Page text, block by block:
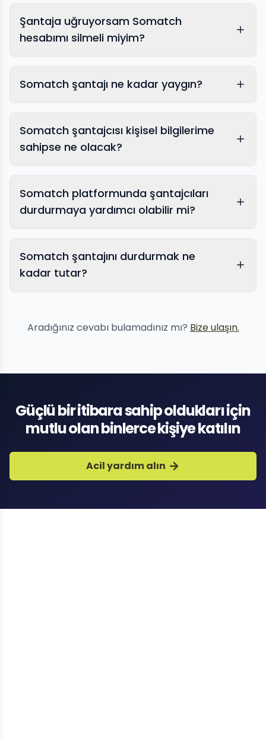
cinsel şantaj önleme
uzmanlarımız
Şantaja uğruyorsam Somatch
hesabımı silmeli miyim?
Somatch şantajı ne kadar yaygın?
Somatch şantajcısı kişisel bilgilerime
sahipse ne olacak?
Somatch platformunda şantajcıları
durdurmaya yardımcı olabilir mi?
Somatch şantajını durdurmak ne
kadar tutar?
Aradığınız cevabı bulamadınız mı? Bize ulaşın.
Güçlü bir itibara sahip oldukları için
mutlu olan binlerce kişiye katılın
Acil yardım alın